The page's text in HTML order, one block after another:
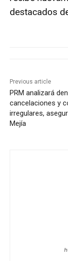
destacados
Previous article
PRM analizará
cancelaciones y
irregulares,
Mejía